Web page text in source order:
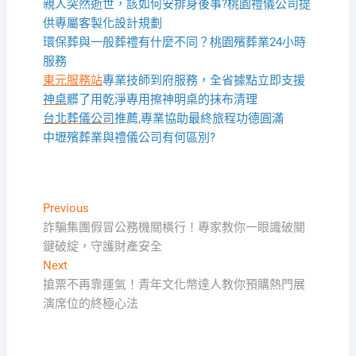
親人突然逝世，該如何安排身後事?桃園禮儀公司提
供專屬客製化設計規劃
環保葬與一般葬禮有什麼不同？桃園殯葬業24小時
服務
東元服務站專業技師到府服務，全省據點立即支援
神桌髒了用乾淨專用擦神明桌的抹布清理
台北葬儀公司推薦,專業協助最終旅程功德圓滿
中壢殯葬業與禮儀公司有何區別?
文
章
導
覽
PreviousPrevious
post:
詐騙集團假冒公務機關橫行！專家教你一眼識破關
鍵破綻，守護財產安全
NextNext
post:
搶票不再靠運氣！青年文化幣達人教你預購熱門展
演席位的終極心法